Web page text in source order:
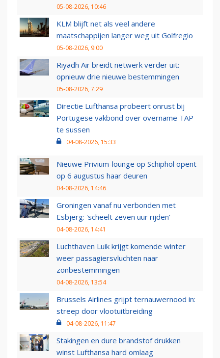
05-08-2026, 10:46
KLM blijft net als veel andere
maatschappijen langer weg uit Golfregio
05-08-2026, 9:00
Riyadh Air breidt netwerk verder uit:
opnieuw drie nieuwe bestemmingen
05-08-2026, 7:29
Directie Lufthansa probeert onrust bij
Portugese vakbond over overname TAP
te sussen
04-08-2026, 15:33
Nieuwe Privium-lounge op Schiphol opent
op 6 augustus haar deuren
04-08-2026, 14:46
Groningen vanaf nu verbonden met
Esbjerg: 'scheelt zeven uur rijden'
04-08-2026, 14:41
Luchthaven Luik krijgt komende winter
weer passagiersvluchten naar
zonbestemmingen
04-08-2026, 13:54
Brussels Airlines grijpt ternauwernood in:
streep door vlootuitbreiding
04-08-2026, 11:47
Stakingen en dure brandstof drukken
winst Lufthansa hard omlaag